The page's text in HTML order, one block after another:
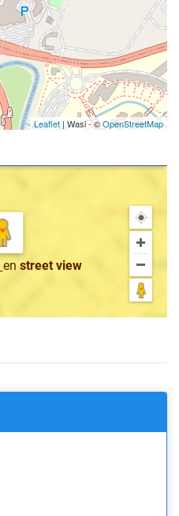
Leaflet | Wasi - ©OpenStreetMap
en street view